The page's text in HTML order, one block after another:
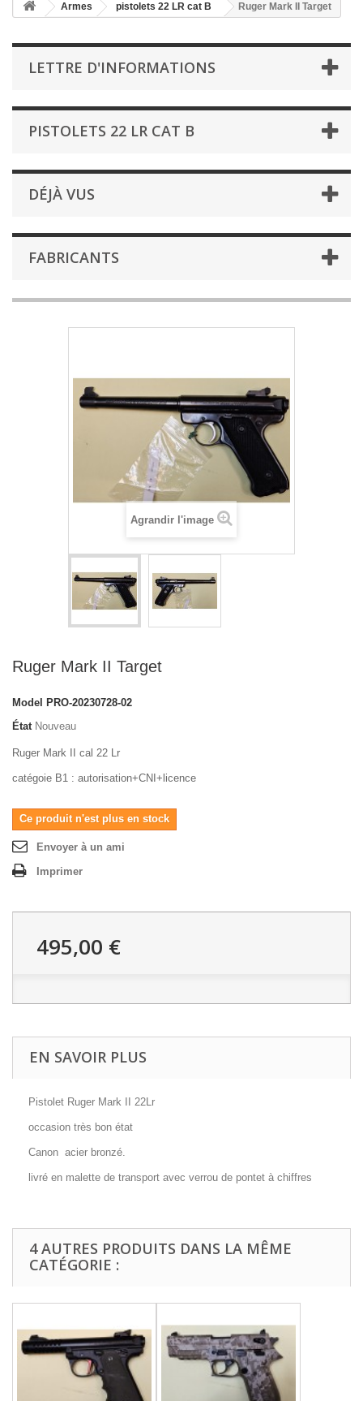
Armes pistolets 22 LR cat B Ruger Mark II Target
LETTRE D'INFORMATIONS
PISTOLETS 22 LR CAT B
DÉJÀ VUS
FABRICANTS
Agrandir l'image
Ruger Mark II Target
Model
PRO-20230728-02
État Nouveau
Ruger Mark II cal 22 Lr
catégoie B1 : autorisation+CNI+licence
Ce produit n'est plus en stock
Envoyer à un ami
Imprimer
495,00 €
EN SAVOIR PLUS
Pistolet Ruger Mark II 22Lr
occasion très bon état
Canon acier bronzé.
livré en malette de transport avec verrou de pontet à chiffres
4 AUTRES PRODUITS DANS LA MÊME
CATÉGORIE :